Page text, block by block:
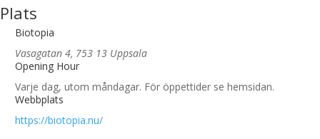
Plats
Biotopia
Vasagatan 4, 753 13 Uppsala
Opening Hour
Varje dag, utom måndagar. För öppettider se hemsidan.
Webbplats
https://biotopia.nu/